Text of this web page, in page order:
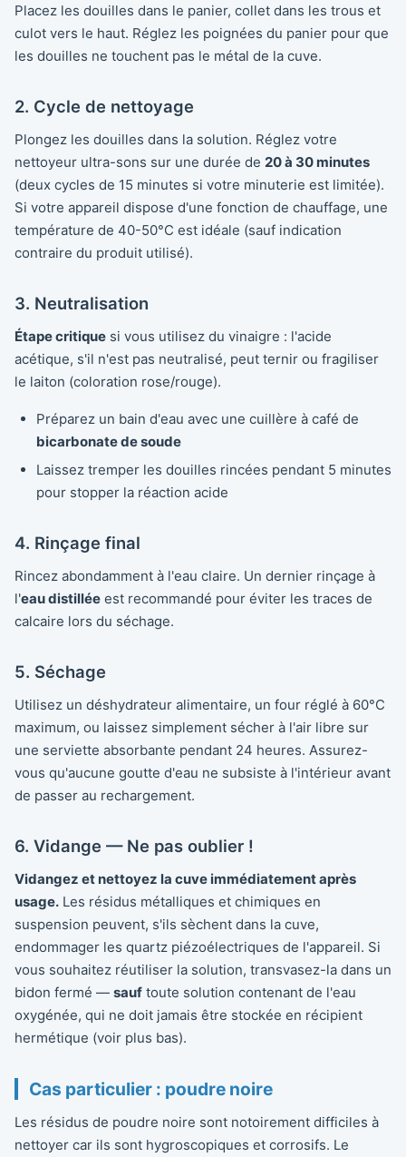
Placez les douilles dans le panier, collet dans les trous et
culot vers le haut. Réglez les poignées du panier pour que
les douilles ne touchent pas le métal de la cuve.
2. Cycle de nettoyage
Plongez les douilles dans la solution. Réglez votre
nettoyeur ultra-sons sur une durée de 20 à 30 minutes
(deux cycles de 15 minutes si votre minuterie est limitée).
Si votre appareil dispose d'une fonction de chauffage, une
température de 40-50°C est idéale (sauf indication
contraire du produit utilisé).
3. Neutralisation
Étape critique si vous utilisez du vinaigre : l'acide
acétique, s'il n'est pas neutralisé, peut ternir ou fragiliser
le laiton (coloration rose/rouge).
Préparez un bain d'eau avec une cuillère à café de
bicarbonate de soude
Laissez tremper les douilles rincées pendant 5 minutes
pour stopper la réaction acide
4. Rinçage final
Rincez abondamment à l'eau claire. Un dernier rinçage à
l'eau distillée est recommandé pour éviter les traces de
calcaire lors du séchage.
5. Séchage
Utilisez un déshydrateur alimentaire, un four réglé à 60°C
maximum, ou laissez simplement sécher à l'air libre sur
une serviette absorbante pendant 24 heures. Assurez-
vous qu'aucune goutte d'eau ne subsiste à l'intérieur avant
de passer au rechargement.
6. Vidange — Ne pas oublier !
Vidangez et nettoyez la cuve immédiatement après
usage. Les résidus métalliques et chimiques en
suspension peuvent, s'ils sèchent dans la cuve,
endommager les quartz piézoélectriques de l'appareil. Si
vous souhaitez réutiliser la solution, transvasez-la dans un
bidon fermé — sauf toute solution contenant de l'eau
oxygénée, qui ne doit jamais être stockée en récipient
hermétique (voir plus bas).
Cas particulier : poudre noire
Les résidus de poudre noire sont notoirement difficiles à
nettoyer car ils sont hygroscopiques et corrosifs. Le